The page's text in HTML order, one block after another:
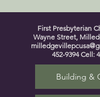
First Presbyterian
Wayne Street,
452-9394Cell:
Building &